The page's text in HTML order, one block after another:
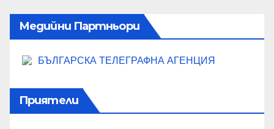
e
Медийни Партньори
БЪЛГАРСКА ТЕЛЕГРАФНА АГЕНЦИЯ
Приятели